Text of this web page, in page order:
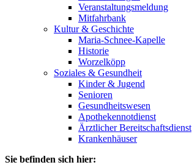
Veranstaltungsmeldung
Mitfahrbank
Kultur & Geschichte
Maria-Schnee-Kapelle
Historie
Worzelköpp
Soziales & Gesundheit
Kinder & Jugend
Senioren
Gesundheitswesen
Apothekennotdienst
Ärztlicher Bereitschaftsdienst
Krankenhäuser
Sie befinden sich hier: